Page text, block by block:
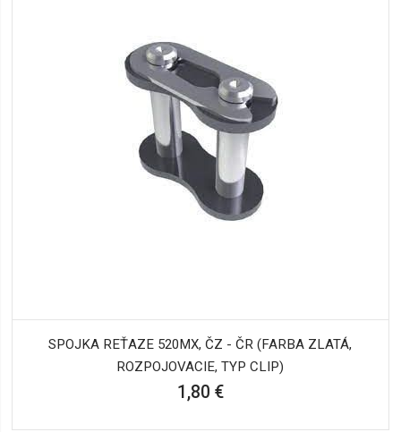
SPOJKA REŤAZE 520MX, ČZ - ČR (FARBA ZLATÁ,
ROZPOJOVACIE, TYP CLIP)
1,80 €